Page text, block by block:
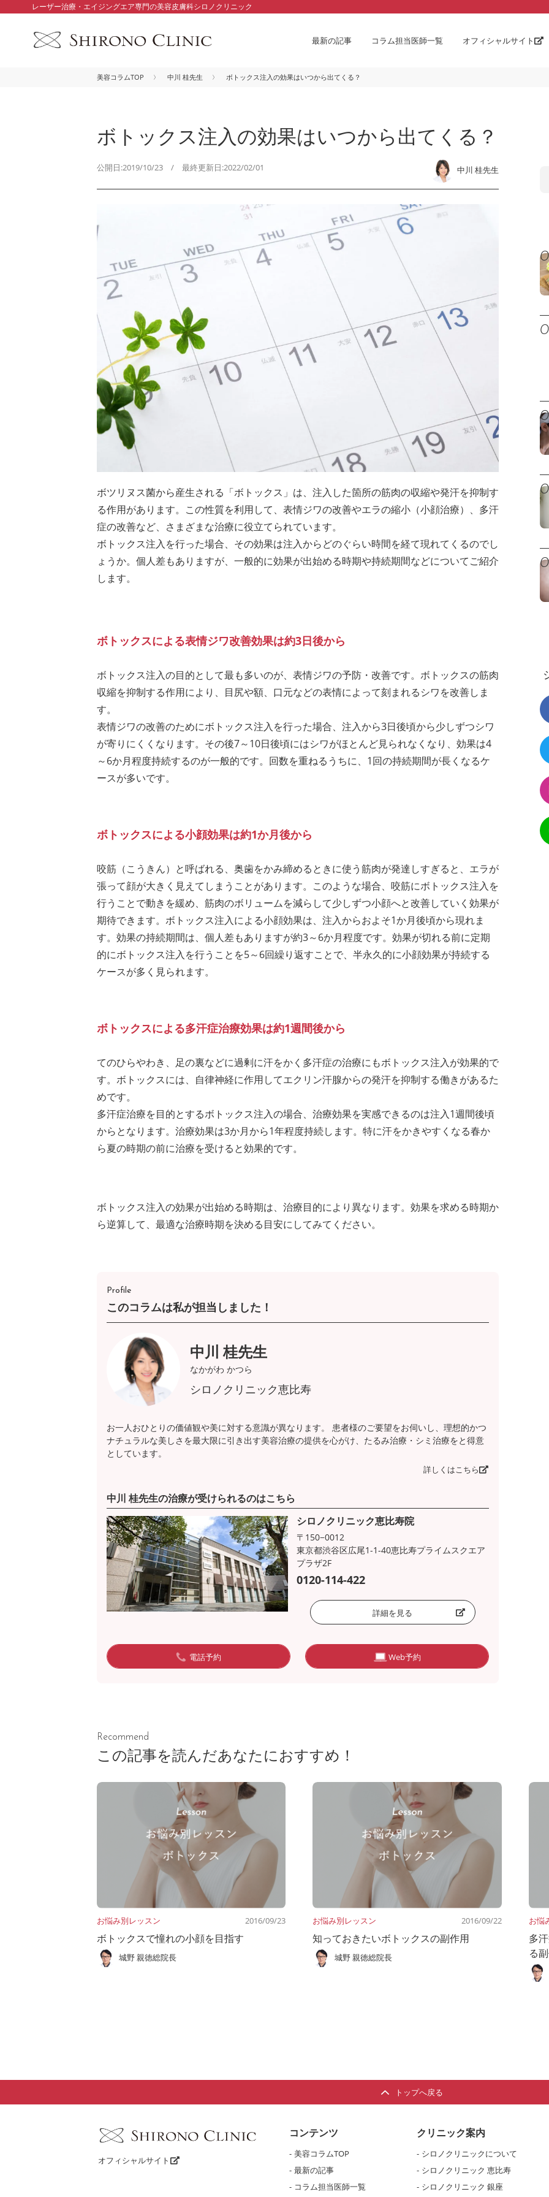
レーザー治療・エイジングエア専門の美容皮膚科シロノクリニック
最新の記事 コラム担当医師一覧 オフィシャルサイト
美容コラムTOP 中川 桂先生 ボトックス注入の効果はいつから出てくる？
ボトックス注入の効果はいつから出てくる？
公開日:2019/10/23 / 最終更新日:2022/02/01 中川 桂先生
ボツリヌス菌から産生される「ボトックス」は、注入した箇所の筋肉の収縮や発汗を抑制す
る作用があります。この性質を利用して、表情ジワの改善やエラの縮小（小顔治療）、多汗
症の改善など、さまざまな治療に役立てられています。
ボトックス注入を行った場合、その効果は注入からどのぐらい時間を経て現れてくるのでし
ょうか。個人差もありますが、一般的に効果が出始める時期や持続期間などについてご紹介
します。
ボトックスによる表情ジワ改善効果は約3日後から
ボトックス注入の目的として最も多いのが、表情ジワの予防・改善です。ボトックスの筋肉
収縮を抑制する作用により、目尻や額、口元などの表情によって刻まれるシワを改善しま
す。
表情ジワの改善のためにボトックス注入を行った場合、注入から3日後頃から少しずつシワ
が寄りにくくなります。その後7～10日後頃にはシワがほとんど見られなくなり、効果は4
～6か月程度持続するのが一般的です。回数を重ねるうちに、1回の持続期間が長くなるケ
ースが多いです。
ボトックスによる小顔効果は約1か月後から
咬筋（こうきん）と呼ばれる、奥歯をかみ締めるときに使う筋肉が発達しすぎると、エラが
張って顔が大きく見えてしまうことがあります。このような場合、咬筋にボトックス注入を
行うことで動きを緩め、筋肉のボリュームを減らして少しずつ小顔へと改善していく効果が
期待できます。ボトックス注入による小顔効果は、注入からおよそ1か月後頃から現れま
す。効果の持続期間は、個人差もありますが約3～6か月程度です。効果が切れる前に定期
的にボトックス注入を行うことを5～6回繰り返すことで、半永久的に小顔効果が持続する
ケースが多く見られます。
ボトックスによる多汗症治療効果は約1週間後から
てのひらやわき、足の裏などに過剰に汗をかく多汗症の治療にもボトックス注入が効果的で
す。ボトックスには、自律神経に作用してエクリン汗腺からの発汗を抑制する働きがあるた
めです。
多汗症治療を目的とするボトックス注入の場合、治療効果を実感できるのは注入1週間後頃
からとなります。治療効果は3か月から1年程度持続します。特に汗をかきやすくなる春か
ら夏の時期の前に治療を受けると効果的です。
ボトックス注入の効果が出始める時期は、治療目的により異なります。効果を求める時期か
ら逆算して、最適な治療時期を決める目安にしてみてください。
Profile
このコラムは私が担当しました！
中川 桂先生
なかがわ かつら
シロノクリニック恵比寿
お一人おひとりの価値観や美に対する意識が異なります。 患者様のご要望をお伺いし、理想的かつ
ナチュラルな美しさを最大限に引き出す美容治療の提供を心がけ、たるみ治療・シミ治療をと得意
としています。
詳しくはこちら
中川 桂先生の治療が受けられるのはこちら
シロノクリニック恵比寿院
〒150−0012
東京都渋谷区広尾1-1-40恵比寿プライムスクエア
プラザ2F
0120-114-422
詳細を見る
電話予約 Web予約
Recommend
この記事を読んだあなたにおすすめ！
お悩み別レッスン 2016/09/23
ボトックスで憧れの小顔を目指す
城野 親徳総院長
お悩み別レッスン 2016/09/22
知っておきたいボトックスの副作用
城野 親徳総院長
お悩
多
る
トップへ戻る
オフィシャルサイト
コンテンツ
美容コラムTOP
最新の記事
コラム担当医師一覧
クリニック案内
シロノクリニックについて
シロノクリニック 恵比寿
シロノクリニック 銀座